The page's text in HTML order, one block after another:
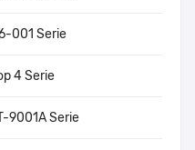
001 Serie
4 Serie
9001A Serie